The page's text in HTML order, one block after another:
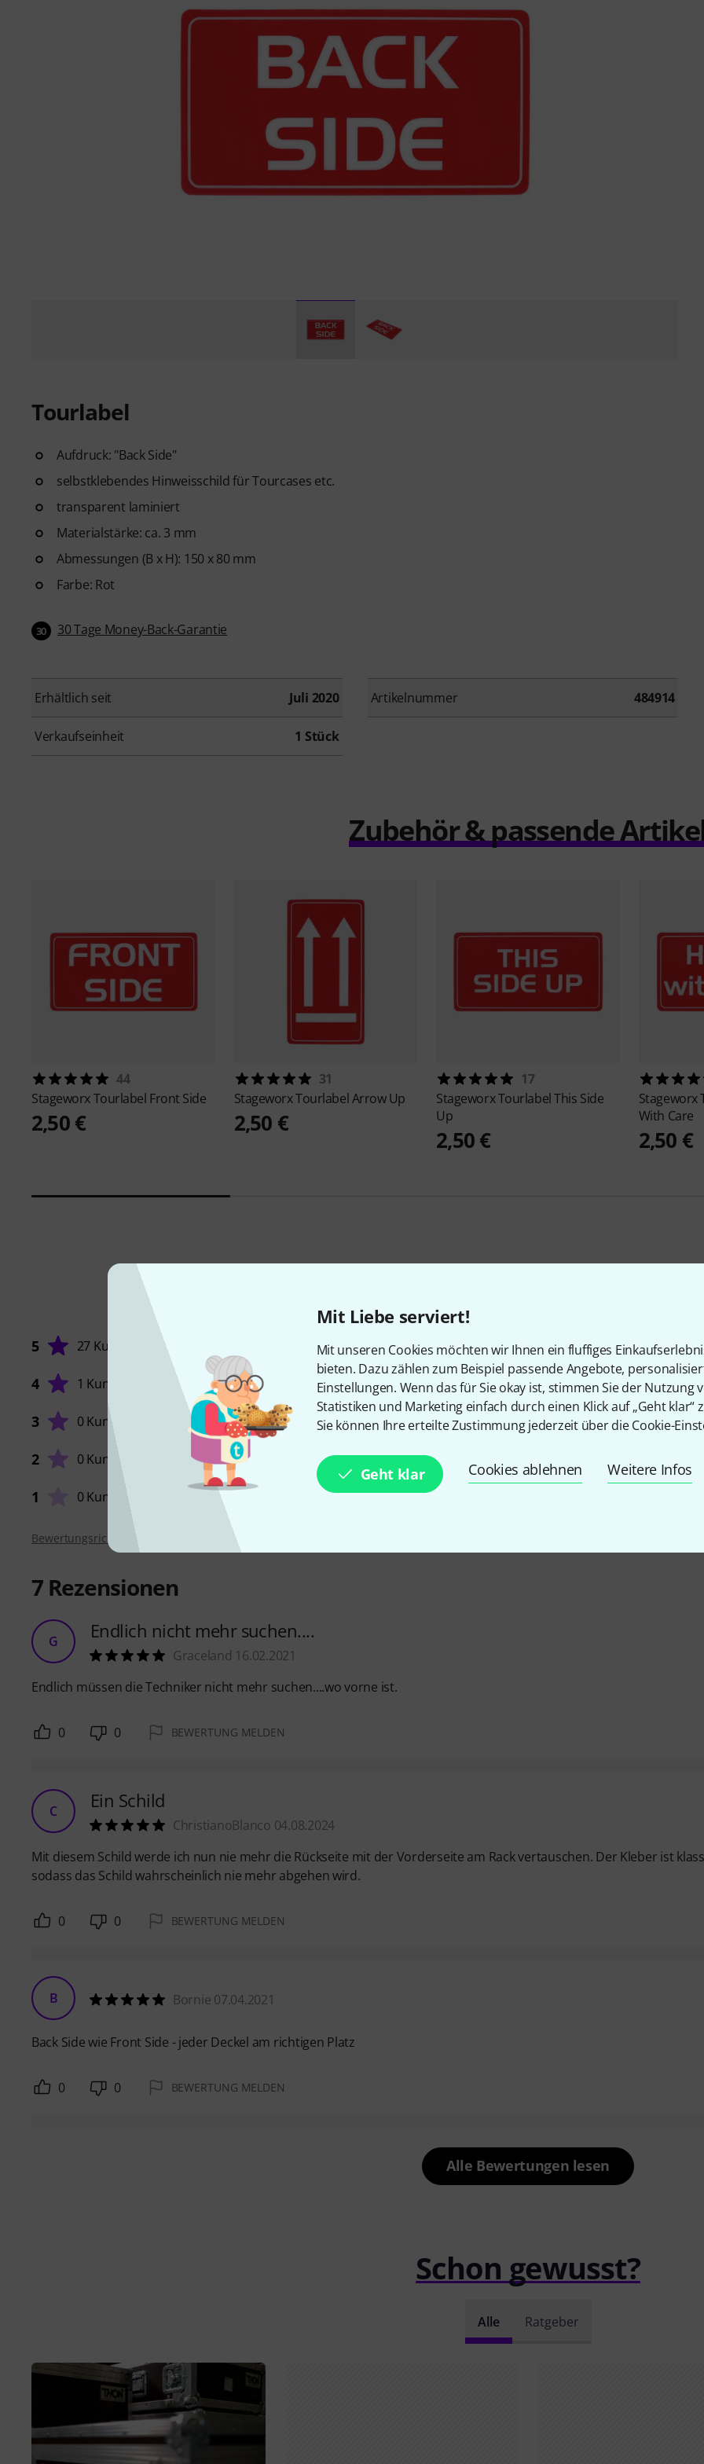
Mit Liebe serviert!
Mit unseren Cookies möchten wir Ihnen ein fluffiges
bieten. Dazu zählen zum Beispiel passende Angebote,
Einstellungen. Wenn das für Sie okay ist, stimmen Sie der Nutzung
Statistiken und Marketing einfach durch einen Klick auf „Geht klar“
Sie können Ihre erteilte Zustimmung jederzeit über die Cookie-
Geht klar Cookies ablehnen Weitere Infos
Tourlabel
Aufdruck: "Back Side"
selbstklebendes Hinweisschild für Tourcases etc.
transparent laminiert
Materialstärke: ca. 3 mm
Abmessungen (B x H): 150 x 80 mm
Farbe: Rot
30 30 Tage Money-Back-Garantie
Erhältlich seit Juli 2020 Artikelnummer 484914
Verkaufseinheit 1 Stück
Zubehör & passende
44
StageworxTourlabel Front Side
2,50 €
31
StageworxTourlabel Arrow Up
2,50 €
17
StageworxTourlabel This Side
Up
2,50 €
Stageworx
With Care
2,50 €
5 27 Kunden
4 1 Kunde
3 0 Kunden
2 0 Kunden
1 0 Kunden
5/ 5
Bewertungsrichtlinien
7 Rezensionen
G Endlich nicht mehr suchen....
Graceland 16.02.2021
Endlich müssen die Techniker nicht mehr suchen....wo vorne ist.
0 0 BEWERTUNG MELDEN
C Ein Schild
ChristianoBlanco 04.08.2024
Mit diesem Schild werde ich nun nie mehr die Rückseite mit der Vorderseite am Rack vertauschen. Der Kleber ist
sodass das Schild wahrscheinlich nie mehr abgehen wird.
0 0 BEWERTUNG MELDEN
B Bornie 07.04.2021
Back Side wie Front Side - jeder Deckel am richtigen Platz
0 0 BEWERTUNG MELDEN
Alle Bewertungen lesen
Schon gewusst?
Alle Ratgeber